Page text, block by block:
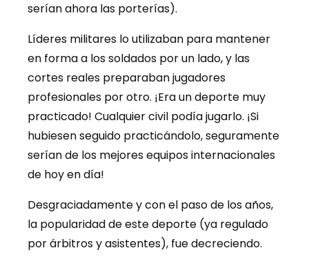
serían ahora las porterías).
Líderes militares lo utilizaban para mantener
en forma a los soldados por un lado, y las
cortes reales preparaban jugadores
profesionales por otro. ¡Era un deporte muy
practicado! Cualquier civil podía jugarlo. ¡Si
hubiesen seguido practicándolo, seguramente
serían de los mejores equipos internacionales
de hoy en día!
Desgraciadamente y con el paso de los años,
la popularidad de este deporte (ya regulado
por árbitros y asistentes), fue decreciendo.